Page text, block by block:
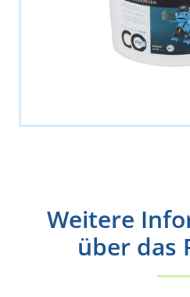
Weitere
über das